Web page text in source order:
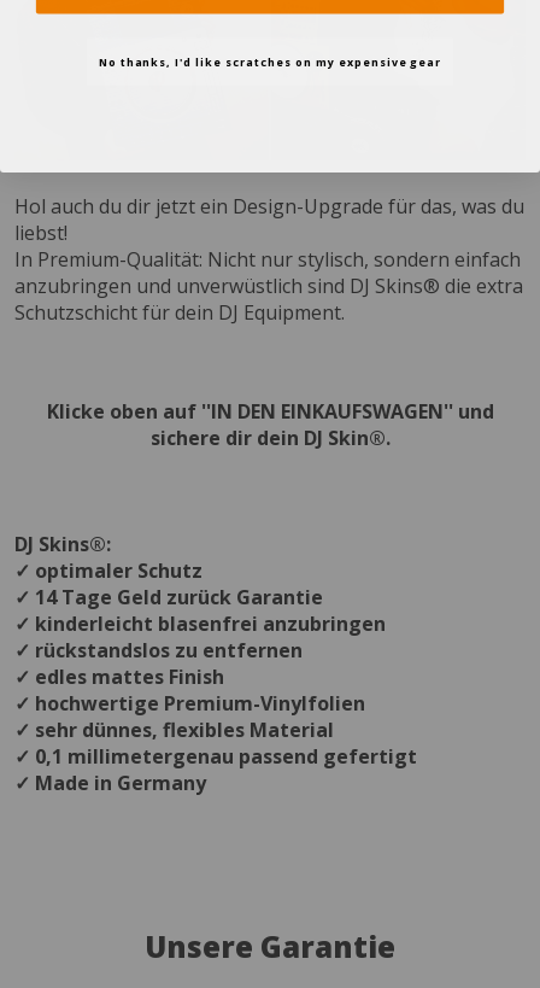
Hol auch du dir jetzt ein Design-Upgrade für das, was du
liebst!
In Premium-Qualität: Nicht nur stylisch, sondern einfach
anzubringen und unverwüstlich sind DJ Skins® die extra
Schutzschicht für dein DJ Equipment.
Klicke oben auf ''IN DEN EINKAUFSWAGEN'' und
sichere dir dein DJ Skin®.
DJ Skins®:
✓ optimaler Schutz
✓ 14 Tage Geld zurück Garantie
✓ kinderleicht blasenfrei anzubringen
✓ rückstandslos zu entfernen
✓ edles mattes Finish
✓ hochwertige Premium-Vinylfolien
✓ sehr dünnes, flexibles Material
✓ 0,1 millimetergenau passend gefertigt
✓ Made in Germany
Unsere Garantie
No thanks, I'd like scratches on my expensive gear